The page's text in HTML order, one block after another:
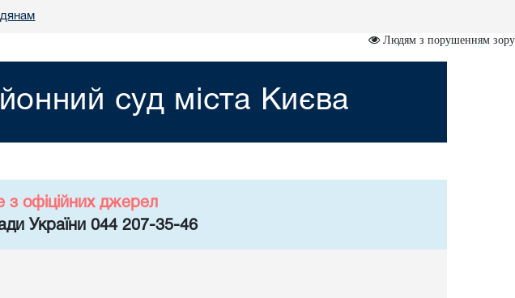
Людям з порушенням зору
суд міста Києва
офіційних джерел
України 044 207-35-46